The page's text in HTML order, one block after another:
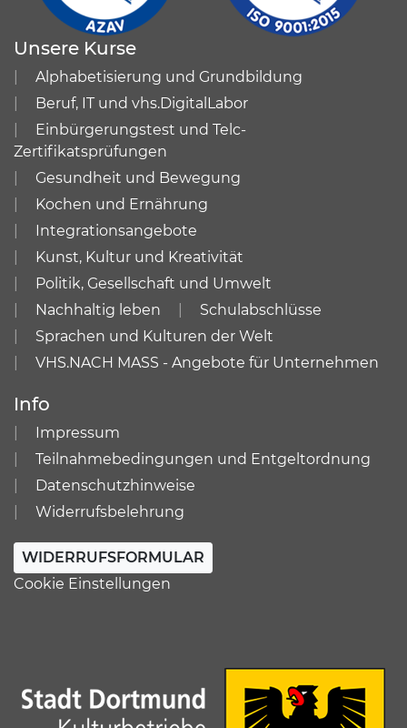
Unsere Kurse
Alphabetisierung und Grundbildung
Beruf, IT und vhs.DigitalLabor
Einbürgerungstest und Telc-
Zertifikatsprüfungen
Gesundheit und Bewegung
Kochen und Ernährung
Integrationsangebote
Kunst, Kultur und Kreativität
Politik, Gesellschaft und Umwelt
Nachhaltig leben
Schulabschlüsse
Sprachen und Kulturen der Welt
VHS.NACH MASS - Angebote für Unternehmen
Info
Impressum
Teilnahmebedingungen und Entgeltordnung
Datenschutzhinweise
Widerrufsbelehrung
WIDERRUFSFORMULAR
Cookie Einstellungen